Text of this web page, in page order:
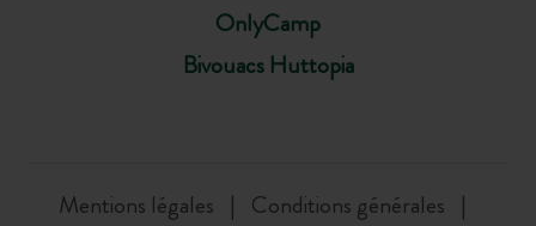
OnlyCamp
Bivouacs Huttopia
Mentions légales
Conditions générales